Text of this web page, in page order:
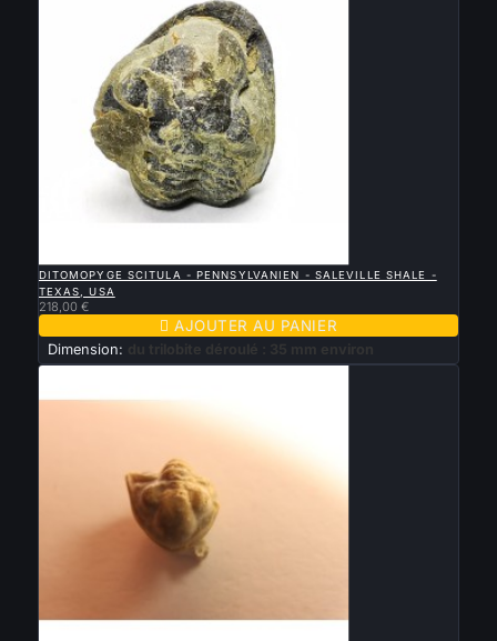
DITOMOPYGE SCITULA - PENNSYLVANIEN - SALEVILLE SHALE -
TEXAS, USA
218,00 €
 AJOUTER AU PANIER
Dimension: du trilobite déroulé : 35 mm environ